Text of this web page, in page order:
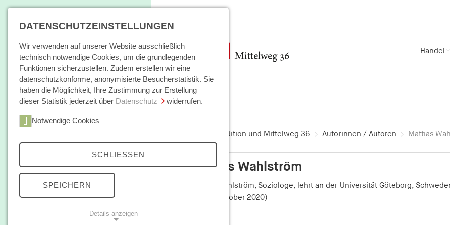
Home
Bücher / E-Books
Handel
Hamburger Edition und Mittelweg 36 Autorinnen / Autoren Mattias
Mattias Wahlström
Mattias Wahlström, Soziologe, lehrt an der Universität Göteborg,
(Stand: Oktober 2020)
DATENSCHUTZEINSTELLUNGEN
Wir verwenden auf unserer Website ausschließlich
technisch notwendige Cookies, um die grundlegenden
Funktionen sicherzustellen. Zudem erstellen wir eine
datenschutzkonforme, anonymisierte Besucherstatistik. Sie
haben die Möglichkeit, Ihre Zustimmung zur Erstellung
dieser Statistik jederzeit über Datenschutz widerrufen.
Notwendige Cookies
SCHLIESSEN
SPEICHERN
Details anzeigen